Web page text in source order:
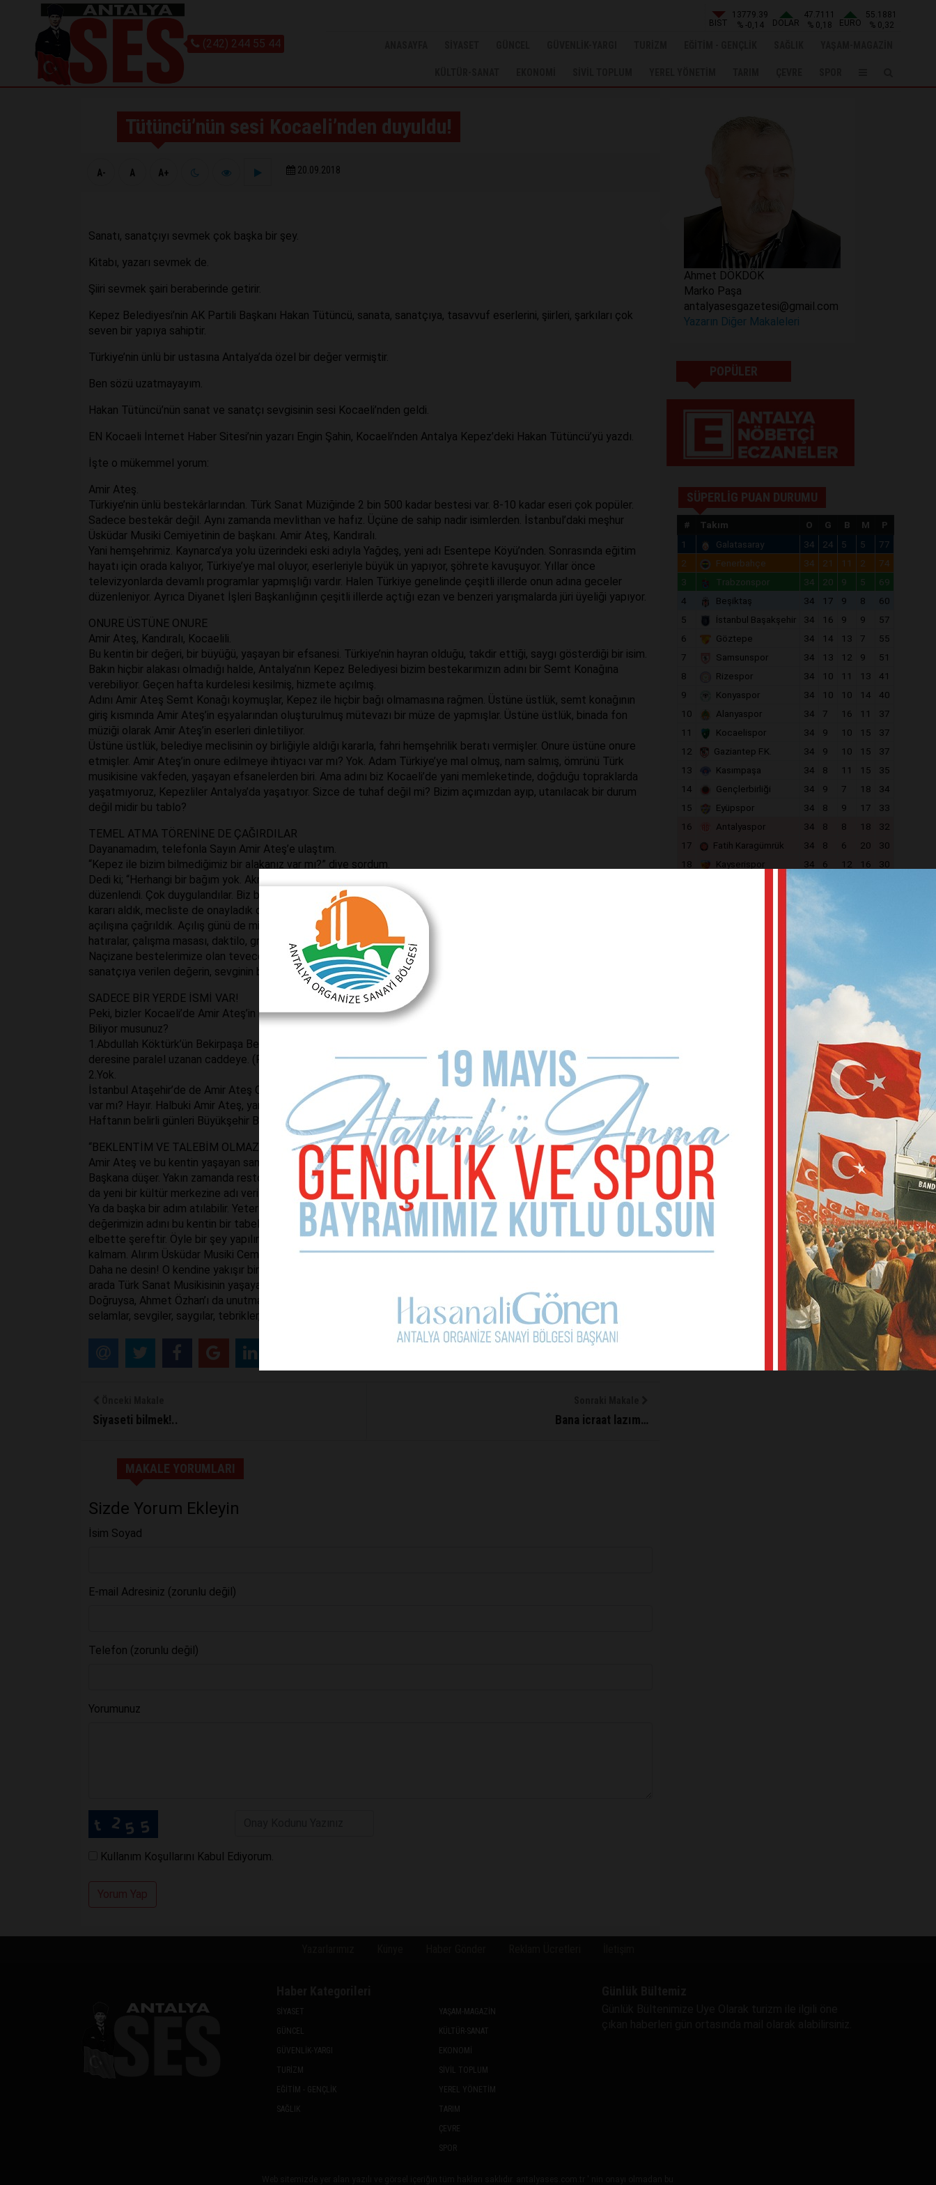
(242) 244 55 44
BIST
13779.39
% -0,14
DOLAR
47.7111
% 0,18
EURO
55.1881
% 0,32
Tütüncü’nün sesi Kocaeli’nden duyuldu!
A- A A+ 20.09.2018
Sanatı, sanatçıyı sevmek çok başka bir şey.
Kitabı, yazarı sevmek de.
Şiiri sevmek şairi beraberinde getirir.
Kepez Belediyesi’nin AK Partili Başkanı Hakan Tütüncü, sanata, sanatçıya, tasavvuf eserlerini, şiirleri, şarkıları çok
seven bir yapıya sahiptir.
Türkiye’nin ünlü bir ustasına Antalya’da özel bir değer vermiştir.
Ben sözü uzatmayayım.
Hakan Tütüncü’nün sanat ve sanatçı sevgisinin sesi Kocaeli’nden geldi.
EN Kocaeli İnternet Haber Sitesi’nin yazarı Engin Şahin, Kocaeli’nden Antalya Kepez’deki Hakan Tütüncü’yü yazdı.
İşte o mükemmel yorum:
Amir Ateş.
Türkiye’nin ünlü bestekârlarından. Türk Sanat Müziğinde 2 bin 500 kadar bestesi var. 8-10 kadar eseri çok popüler.
Sadece bestekâr değil. Aynı zamanda mevlithan ve hafız. Üçüne de sahip nadir isimlerden. İstanbul’daki meşhur
Üsküdar Musiki Cemiyetinin de başkanı. Amir Ateş, Kandıralı.
Yani hemşehrimiz. Kaynarca’ya yolu üzerindeki eski adıyla Yağdeş, yeni adı Esentepe Köyü’nden. Sonrasında eğitim
hayatı için orada kalıyor, Türkiye’ye mal oluyor, eserleriyle büyük ün yapıyor, şöhrete kavuşuyor. Yıllar önce
televizyonlarda devamlı programlar yapmışlığı vardır. Halen Türkiye genelinde çeşitli illerde onun adına geceler
düzenleniyor. Ayrıca Diyanet İşleri Başkanlığının çeşitli illerde açtığı ezan ve benzeri yarışmalarda jüri üyeliği yapıyor.
ONURE ÜSTÜNE ONURE
Amir Ateş, Kandıralı, Kocaelili.
Bu kentin bir değeri, bir büyüğü, yaşayan bir efsanesi. Türkiye’nin hayran olduğu, takdir ettiği, saygı gösterdiği bir isim.
Bakın hiçbir alakası olmadığı halde, Antalya’nın Kepez Belediyesi bizim bestekarımızın adını bir Semt Konağına
verebiliyor. Geçen hafta kurdelesi kesilmiş, hizmete açılmış.
Adını Amir Ateş Semt Konağı koymuşlar, Kepez ile hiçbir bağı olmamasına rağmen. Üstüne üstlük, semt konağının
giriş kısmında Amir Ateş’in eşyalarından oluşturulmuş mütevazı bir müze de yapmışlar. Üstüne üstlük, binada fon
müziği olarak Amir Ateş’in eserleri dinletiliyor.
Üstüne üstlük, belediye meclisinin oy birliğiyle aldığı kararla, fahri hemşehrilik beratı vermişler. Onure üstüne onure
etmişler. Amir Ateş’in onure edilmeye ihtiyacı var mı? Yok. Adam Türkiye’ye mal olmuş, nam salmış, ömrünü Türk
musikisine vakfeden, yaşayan efsanelerden biri. Ama adını biz Kocaeli’de yani memleketinde, doğduğu topraklarda
yaşatmıyoruz, Kepezliler Antalya’da yaşatıyor. Sizce de tuhaf değil mi? Bizim açımızdan ayıp, utanılacak bir durum
değil midir bu tablo?
TEMEL ATMA TÖRENİNE DE ÇAĞIRDILAR
Dayanamadım, telefonla Sayın Amir Ateş’e ulaştım.
“Kepez ile bizim bilmediğimiz bir alakanız var mı?” diye sordum.
Dedi ki; “Herhangi bir bağım yok. Akrabalarım da yok. Yaklaşık iki sene kadar önce orada adıma bir sanat gecesi
düzenlendi. Çok duygulandılar. Biz bu güzel geceyi hatırasız bırakamayız dediler. Bir Amir Ateş Semt Konağı yapma
kararı aldık, mecliste de onayladık dediler. Önce temel atma törenine davet edildik. Ardından da geçen hafta
açılışına çağrıldık. Açılış günü de mini bir konser yaptık… Müze kısmındaki eserleri ben evimden getirdim. Resimler,
hatıralar, çalışma masası, daktilo, gramofon, hatta nargile bile var… Ben bu gibi şeylere hevesli ve meraklı değilim.
Naçizane bestelerimize olan teveccühün bir nişanesi olarak yapılıyor böyle şeyler. Allah razı olsun… Sanata,
sanatçıya verilen değerin, sevginin bir göstergesi olsa gerek…”
SADECE BİR YERDE İSMİ VAR!
Peki, bizler Kocaeli’de Amir Ateş’in ismini kaç yere ve nerelere vermişiz?
Biliyor musunuz?
1.Abdullah Köktürk’ün Bekirpaşa Belediye Başkanı olduğu dönemde, Otogar ile 262 Towers arasındaki Akarca
deresine paralel uzanan caddeye. (Fotoğraf eskidir.)
2.Yok.
İstanbul Ataşehir’de de Amir Ateş Caddesi olduğunu hatırlatalım ama… Peki ya müze? Amir Ateş müzesi diye bir şey
var mı? Hayır. Halbuki Amir Ateş, yanılmıyorsam 2-3 Başkan Karaosmanoğlu’nun resmi sanat danışmanlığını yaptı.
Haftanın belirli günleri Büyükşehir Belediyesi Konservatuvarının Türk Sanat Müziği çalışmalarını yönetti.
“BEKLENTİM VE TALEBİM OLMAZ”
Amir Ateş ve bu kentin yaşayan sanat ve kültür insanlarının isimlerini bir şekilde yaşatma görevi öncelikle İbrahim
Başkana düşer. Yakın zamanda restore edilen Kandıra’daki Yelkencioğlu Konağının bir köşesinde müzesi açılabilir… Ya
da yeni bir kültür merkezine adı verilebilir…
Ya da başka bir adım atılabilir. Yeter ki biz adım atalım, Türkiye’nin önünde saygıyla eğildiği bir değerin daha doğrusu
değerimizin adını bu kentin bir tabelasına çok görmeyelim. Laf arasında bunu da sordum Amir Ateş’e. “Benim için
elbette şereftir. Öyle bir şey yapılırsa elbette mutlu olurum, memnun olurum, teşekkür ederim. Oraya da duyarsız
kalmam. Alırım Üsküdar Musiki Cemiyetimi, konser veririz. Ama benim beklentim ve talebim olmaz” yanıtını verdi.
Daha ne desin! O kendine yakışır bir şekilde konuşuyor… Bu kentin de kendisine yakışanı yapması gerekmez mi? Bu
arada Türk Sanat Musikisinin yaşayan yıldızlarından Ahmet Özhan’ın da aslen Karamürselli olduğunu biliyorum.
Doğruysa, Ahmet Özhan’ı da unutmamak lazım. Ve dahi diğerlerini… Kepez Belediye Başkanı Hakan Tütüncü’ye de
selamlar, sevgiler, saygılar, tebrikler, alkışlar…
Siyaseti bilmek!.. Bana icraat lazım…
MAKALE YORUMLARI
Sizde Yorum Ekleyin
İsim Soyad
E-mail Adresiniz (zorunlu değil)
Telefon (zorunlu değil)
Yorumunuz
Kullanım Koşullarını Kabul Ediyorum.
Yorum Yap
Ahmet DÖKDÖK
Marko Paşa
antalyasesgazetesi@gmail.com
Yazarın Diğer Makaleleri
POPÜLER
SÜPERLİG PUAN DURUMU
# Takım O G B M
P
1
Galatasaray 34 24 5 5
77
2
Fenerbahçe 34 21 11 2
74
3
Trabzonspor 34 20 9 5
69
4
Beşiktaş 34 17 9 8
60
5
İstanbul Başakşehir 34 16 9 9
57
6
Göztepe 34 14 13 7
55
7
Samsunspor 34 13 12 9
51
8
Rizespor 34 10 11 13
41
9
Konyaspor 34 10 10 14
40
10
Alanyaspor 34 7 16 11
37
11
Kocaelispor 34 9 10 15
37
12
Gaziantep F.K. 34 9 10 15
37
13
Kasımpaşa 34 8 11 15
35
14
Gençlerbirliği 34 9 7 18
34
15
Eyüpspor 34 8 9 17
33
16
Antalyaspor 34 8 8 18
32
17
Fatih Karagümrük 34 8 6 20
30
18
Kayserispor 34 6 12 16 30
SİYASET
GÜNCEL
GÜVENLİK-YARGI
TURİZM
EĞİTİM - GENÇLİK
SAĞLIK
YAŞAM-MAGAZİN
KÜLTÜR-SANAT
EKONOMİ
SİVİL TOPLUM
YEREL YÖNETİM
TARIM
ÇEVRE
SPOR